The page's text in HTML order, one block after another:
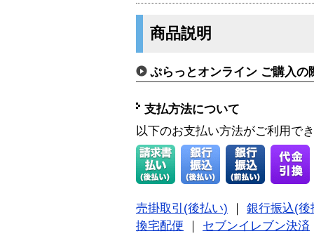
商品説明
ぷらっとオンライン ご購入の
支払方法について
以下のお支払い方法がご利用で
売掛取引(後払い)
銀行振込(後
換宅配便
セブンイレブン決済